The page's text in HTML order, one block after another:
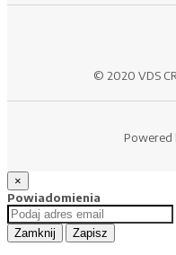
© 2020 VDS
Powered
×
Powiadomienia
Zamknij Zapisz